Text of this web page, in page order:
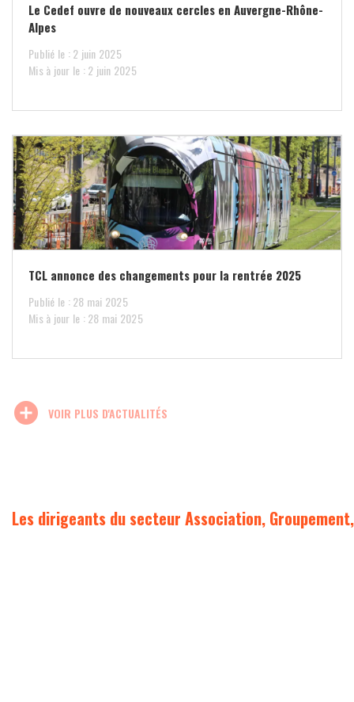
Le Cedef ouvre de nouveaux cercles en Auvergne-Rhône-
Alpes
Publié le : 2 juin 2025
Mis à jour le : 2 juin 2025
TCL annonce des changements pour la rentrée 2025
Publié le : 28 mai 2025
Mis à jour le : 28 mai 2025
add_circle VOIR PLUS D'ACTUALITÉS
Les dirigeants du secteur Association,